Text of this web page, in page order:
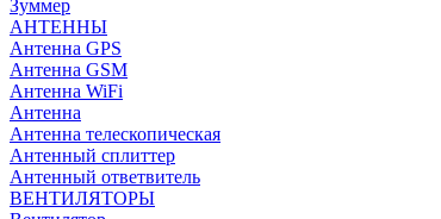
Зуммер
АНТЕННЫ
Антенна GPS
Антенна GSM
Антенна WiFi
Антенна
Антенна телескопическая
Антенный сплиттер
Антенный ответвитель
ВЕНТИЛЯТОРЫ